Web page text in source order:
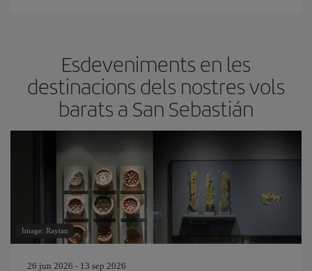
Esdeveniments en les
destinacions dels nostres vols
barats a San Sebastián
Image: Raytan
26 jun 2026 - 13 sep 2026